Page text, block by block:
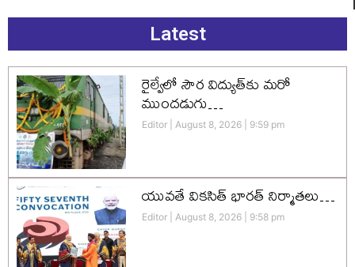
Latest
రైల్వేలో సౌర విద్యుత్‌కు మరో
ముందడుగు…
Editor August 8, 2026 9:59 pm
యువతే వికసిత్‌ భారత్‌ నిర్మాతలు…
Editor August 8, 2026 9:58 pm